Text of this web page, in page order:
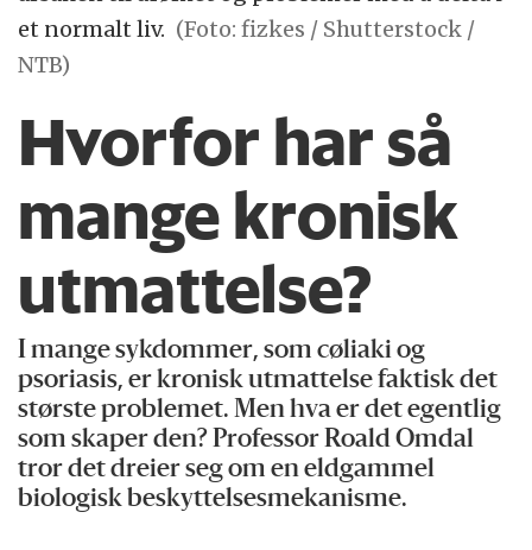
et normalt liv. (Foto: fizkes / Shutterstock /
NTB)
Hvorfor har så
mange kronisk
utmattelse?
I mange sykdommer, som cøliaki og
psoriasis, er kronisk utmattelse faktisk det
største problemet. Men hva er det egentlig
som skaper den? Professor Roald Omdal
tror det dreier seg om en eldgammel
biologisk beskyttelsesmekanisme.